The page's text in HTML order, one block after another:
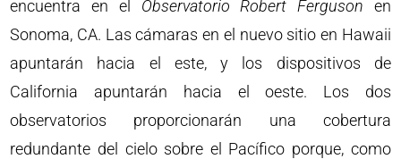
encuentra en el Observatorio Robert Ferguson en
Sonoma, CA. Las cámaras en el nuevo sitio en Hawaii
apuntarán hacia el este, y los dispositivos de
California apuntarán hacia el oeste. Los dos
observatorios proporcionarán una cobertura
redundante del cielo sobre el Pacífico porque, como